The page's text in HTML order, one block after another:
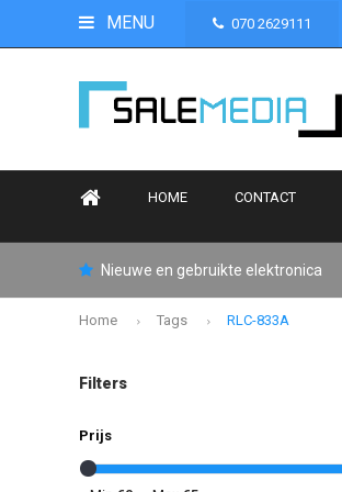
MENU 070 2629111
HOME CONTACT
Nieuwe en gebruikte elektronica
Home Tags RLC-833A
Filters
Prijs